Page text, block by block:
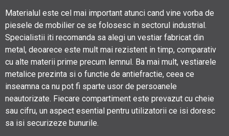
Materialul este cel mai important atunci cand vine vorba de
piesele de mobilier ce se folosesc in sectorul industrial.
Specialistii iti recomanda sa alegi un vestiar fabricat din
metal, deoarece este mult mai rezistent in timp, comparativ
cu alte materii prime precum lemnul. Ba mai mult, vestiarele
metalice prezinta si o functie de antiefractie, ceea ce
inseamna ca nu pot fi sparte usor de persoanele
neautorizate. Fiecare compartiment este prevazut cu cheie
sau cifru, un aspect esential pentru utilizatorii ce isi doresc
sa isi securizeze bunurile.